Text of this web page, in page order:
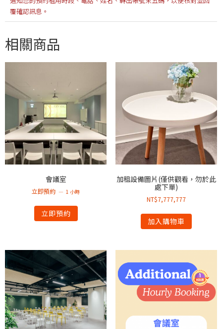
覆確認訊息。
相關商品
會議室
立即預約 1 小時
立即預約
加租設備圖片(僅供觀看，勿於此
處下單)
NT$7,777,777
加入購物車